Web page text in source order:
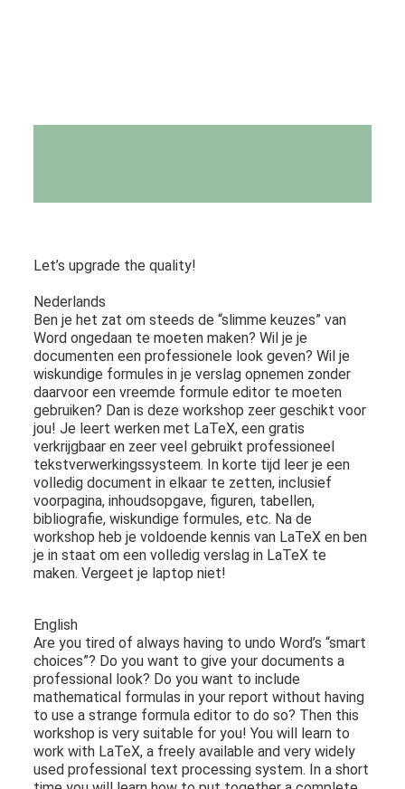
Let’s upgrade the quality!
Nederlands
Ben je het zat om steeds de “slimme keuzes” van
Word ongedaan te moeten maken? Wil je je
documenten een professionele look geven? Wil je
wiskundige formules in je verslag opnemen zonder
daarvoor een vreemde formule editor te moeten
gebruiken? Dan is deze workshop zeer geschikt voor
jou! Je leert werken met LaTeX, een gratis
verkrijgbaar en zeer veel gebruikt professioneel
tekstverwerkingssysteem. In korte tijd leer je een
volledig document in elkaar te zetten, inclusief
voorpagina, inhoudsopgave, figuren, tabellen,
bibliografie, wiskundige formules, etc. Na de
workshop heb je voldoende kennis van LaTeX en ben
je in staat om een volledig verslag in LaTeX te
maken. Vergeet je laptop niet!
English
Are you tired of always having to undo Word’s “smart
choices”? Do you want to give your documents a
professional look? Do you want to include
mathematical formulas in your report without having
to use a strange formula editor to do so? Then this
workshop is very suitable for you! You will learn to
work with LaTeX, a freely available and very widely
used professional text processing system. In a short